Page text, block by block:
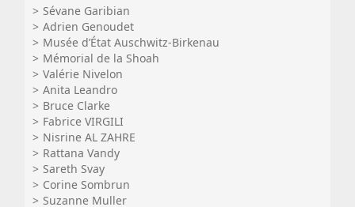
Sévane Garibian
Adrien Genoudet
Musée d’État Auschwitz-Birkenau
Mémorial de la Shoah
Valérie Nivelon
Anita Leandro
Bruce Clarke
Fabrice VIRGILI
Nisrine AL ZAHRE
Rattana Vandy
Sareth Svay
Corine Sombrun
Suzanne Muller